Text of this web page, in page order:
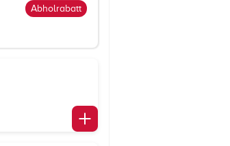
Abholrabatt